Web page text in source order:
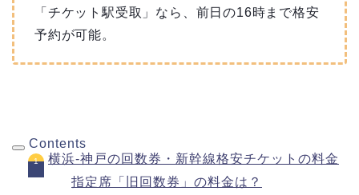
「チケット駅受取」なら、前日の16時まで格安
予約が可能。
Contents
横浜-神戸の回数券・新幹線格安チケットの料金
指定席「旧回数券」の料金は？